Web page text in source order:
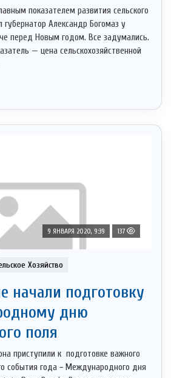
показателем развития сельского
губернатор Александр Богомаз у
перед Новым годом. Все задумались.
— цена сельскохозяйственной
9 ЯНВАРЯ 2020, 9:39 137
Хозяйство
начали подготовку
дню
поля
приступили к подготовке важного
события года − Международного дня